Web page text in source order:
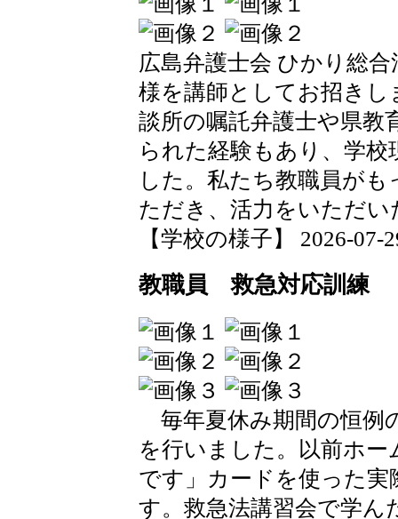
広島弁護士会 ひかり総
様を講師としてお招きし
談所の嘱託弁護士や県教
られた経験もあり、学
した。私たち教職員が
ただき、活力をいただ
【学校の様子】 2026-07-
教職員 救急対応訓練
毎年夏休み期間の恒例
を行いました。以前ホ
です」カードを使った
す。救急法講習会で学ん